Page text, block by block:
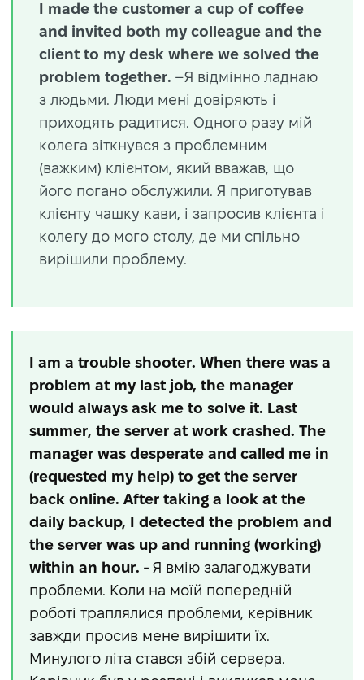
I made the customer a cup of coffee
and invited both my colleague and the
client to my desk where we solved the
problem together. –Я відмінно ладнаю
з людьми. Люди мені довіряють і
приходять радитися. Одного разу мій
колега зіткнувся з проблемним
(важким) клієнтом, який вважав, що
його погано обслужили. Я приготував
клієнту чашку кави, і запросив клієнта і
колегу до мого столу, де ми спільно
вирішили проблему.
I am a trouble shooter. When there was a
problem at my last job, the manager
would always ask me to solve it. Last
summer, the server at work crashed. The
manager was desperate and called me in
(requested my help) to get the server
back online. After taking a look at the
daily backup, I detected the problem and
the server was up and running (working)
within an hour. - Я вмію залагоджувати
проблеми. Коли на моїй попередній
роботі траплялися проблеми, керівник
завжди просив мене вирішити їх.
Минулого літа стався збій сервера.